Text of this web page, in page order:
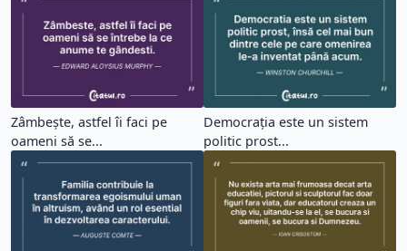
Zâmbește, astfel îi faci pe
oameni să se...
Democrația este un sistem
politic prost...